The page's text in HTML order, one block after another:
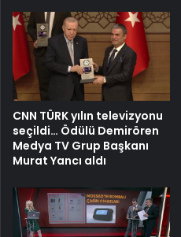
CNN TÜRK yılın televizyonu
seçildi… Ödülü Demirören
Medya TV Grup Başkanı
Murat Yancı aldı